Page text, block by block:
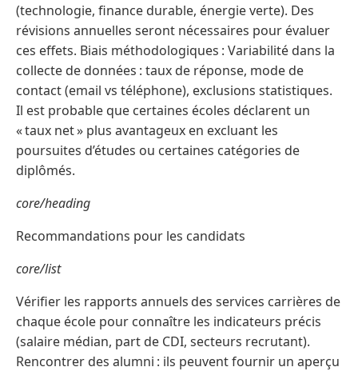
(technologie, finance durable, énergie verte). Des
révisions annuelles seront nécessaires pour évaluer
ces effets. Biais méthodologiques : Variabilité dans la
collecte de données : taux de réponse, mode de
contact (email vs téléphone), exclusions statistiques.
Il est probable que certaines écoles déclarent un
« taux net » plus avantageux en excluant les
poursuites d’études ou certaines catégories de
diplômés.
core/heading
Recommandations pour les candidats
core/list
Vérifier les rapports annuels des services carrières de
chaque école pour connaître les indicateurs précis
(salaire médian, part de CDI, secteurs recrutant).
Rencontrer des alumni : ils peuvent fournir un aperçu